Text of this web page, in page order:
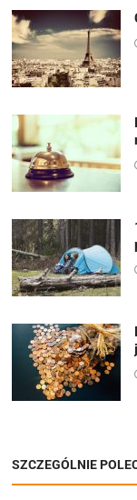
SZCZEGÓLNIE